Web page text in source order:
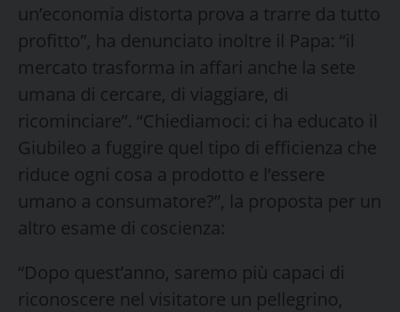
un’economia distorta prova a trarre da tutto
profitto”, ha denunciato inoltre il Papa: “il
mercato trasforma in affari anche la sete
umana di cercare, di viaggiare, di
ricominciare”. “Chiediamoci: ci ha educato il
Giubileo a fuggire quel tipo di efficienza che
riduce ogni cosa a prodotto e l’essere
umano a consumatore?”, la proposta per un
altro esame di coscienza:
“Dopo quest’anno, saremo più capaci di
riconoscere nel visitatore un pellegrino,